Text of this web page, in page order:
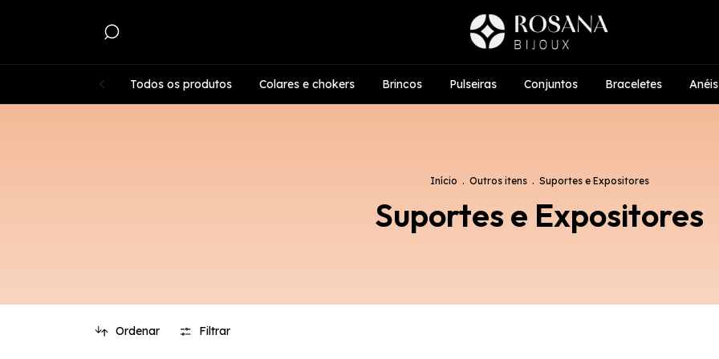
Todos os produtos Colares e chokers Brincos Pulseiras Conjuntos Braceletes Anéis
Início . Outros itens . Suportes e Expositores
Suportes e Expositores
Ordenar Filtrar